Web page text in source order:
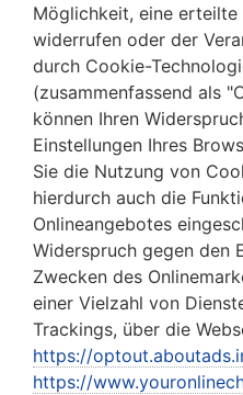
Möglichkeit, eine erteilte
widerrufen oder der
durch Cookie-
(zusammenfassend als
können Ihren
Einstellungen Ihres
Sie die Nutzung von
hierdurch auch die
Onlineangebotes
Widerspruch gegen den
Zwecken des
einer Vielzahl von
Trackings, über die
https://
https://